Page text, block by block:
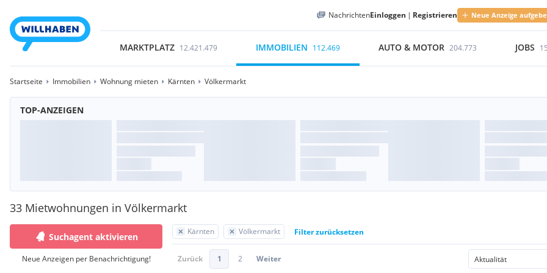
NachrichtenEinloggen | Registrieren Neue Anzeige
MARKTPLATZ 12.421.479 IMMOBILIEN 112.469 AUTO & MOTOR 204.773 JOBS
Startseite Immobilien Wohnung mieten Kärnten Völkermarkt
TOP-ANZEIGEN
33 Mietwohnungen in Völkermarkt
Suchagent aktivieren
Neue Anzeigen per Benachrichtigung!
Kärnten Völkermarkt Filter zurücksetzen
Zurück 1 2 Weiter